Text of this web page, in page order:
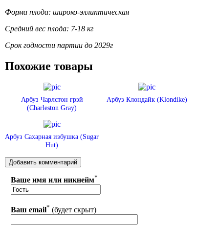
Форма плода: широко-эллиптическая
Средний вес плода: 7-18 кг
Срок годности партии до 2029г
Похожие товары
Арбуз Чарлстон грэй
(Charleston Gray)
Арбуз Клондайк (Klondike)
Арбуз Сахарная избушка (Sugar
Hut)
Ваше имя или никнейм*
Ваш email* (будет скрыт)